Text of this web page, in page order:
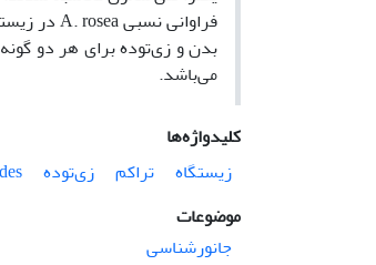
بدن و زی‌توده برای هر دو
می‌باشد.
کلیدواژه‌ها
زیستگاه
تراکم زی‌توده
موضوعات
جانورشناسی